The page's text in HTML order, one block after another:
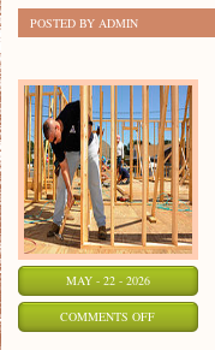
POSTED BY ADMIN
MAY - 22 - 2026
COMMENTS OFFON